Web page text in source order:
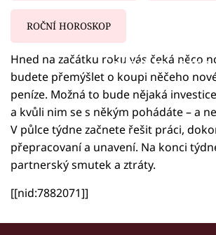
ROČNÍ HOROSKOP
Failed to fetch
Hned na začátku roku vás čeká něco
budete přemýšlet o koupi něčeho
peníze. Možná to bude nějaká
a kvůli nim se s někým pohádáte – a
V půlce týdne začnete řešit práci,
přepracovaní a unavení. Na konci
partnerský smutek a ztráty.
[[nid:7882071]]